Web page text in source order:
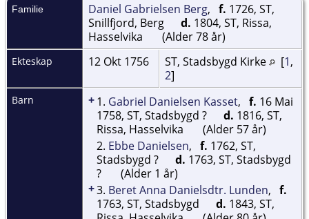
Familie Daniel Gabrielsen Berg, f. 1726, ST,
Snillfjord, Berg
d. 1804, ST, Rissa,
Hasselvika
(Alder 78 år)
Ekteskap 12 Okt 1756 ST, Stadsbygd Kirke [1,
2]
Barn +1. Gabriel Danielsen Kasset, f. 16 Mai
1758, ST, Stadsbygd ?
d. 1816, ST,
Rissa, Hasselvika
(Alder 57 år)
2. Ebbe Danielsen, f. 1762, ST,
Stadsbygd ?
d. 1763, ST, Stadsbygd
?
(Alder 1 år)
+3. Beret Anna Danielsdtr. Lunden, f.
1763, ST, Stadsbygd
d. 1843, ST,